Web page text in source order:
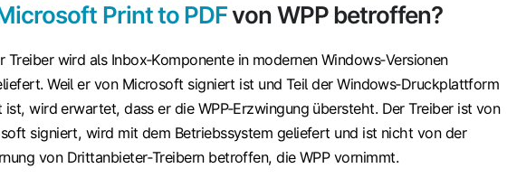
Print to PDFvon WPP betroffen?
Treiber wird als Inbox‑Komponente in modernen Windows‑Versionen
Weil er von Microsoft signiert ist und Teil der Windows‑Druckplattform
ist, wird erwartet, dass er die WPP‑Erzwingung übersteht. Der Treiber ist von
signiert, wird mit dem Betriebssystem geliefert und ist nicht von der
von Drittanbieter‑Treibern betroffen, die WPP vornimmt.